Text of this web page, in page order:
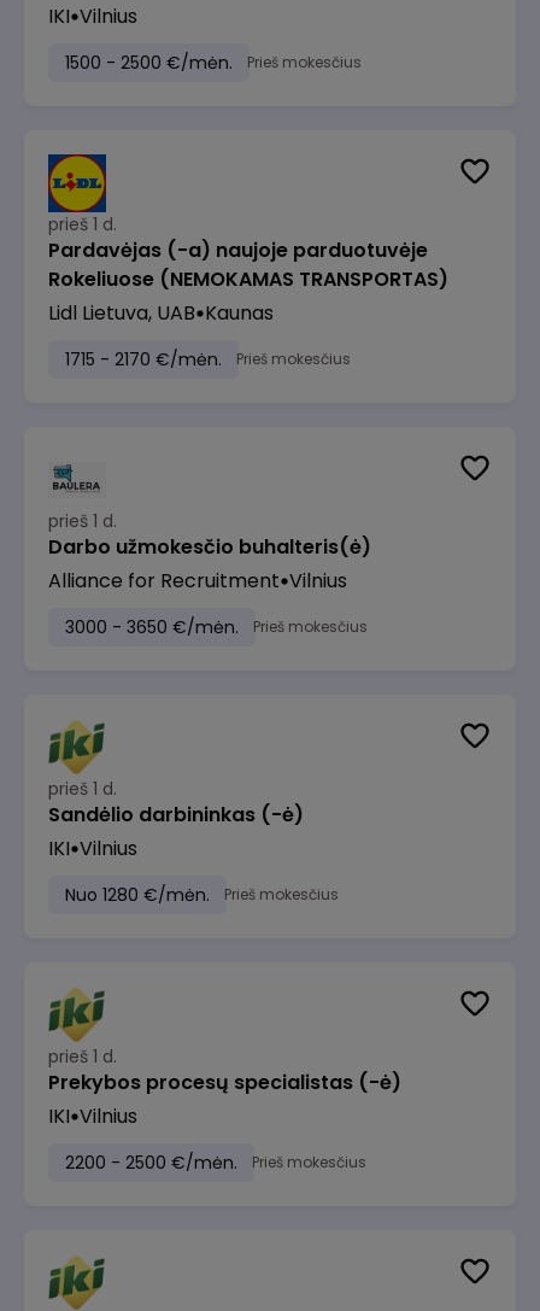
IKI Vilnius
1500 - 2500 €/mėn. Prieš mokesčius
prieš 1 d.
Pardavėjas (-a) naujoje parduotuvėje
Rokeliuose (NEMOKAMAS TRANSPORTAS)
Lidl Lietuva, UAB Kaunas
1715 - 2170 €/mėn. Prieš mokesčius
prieš 1 d.
Darbo užmokesčio buhalteris(ė)
Alliance for Recruitment Vilnius
3000 - 3650 €/mėn. Prieš mokesčius
prieš 1 d.
Sandėlio darbininkas (-ė)
IKI Vilnius
Nuo 1280 €/mėn. Prieš mokesčius
prieš 1 d.
Prekybos procesų specialistas (-ė)
IKI Vilnius
2200 - 2500 €/mėn. Prieš mokesčius